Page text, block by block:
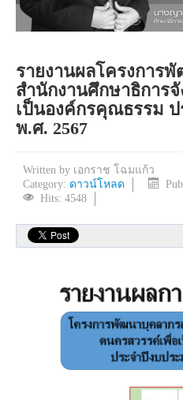
รายงานผลโครงการ
สำนักงานศึกษาธิการ
เป็นองค์กรคุณธรรม
พ.ศ. 2567
Written by เอกราช โฉมแก้ว
Category: ดาวน์โหลด
Hits: 4548